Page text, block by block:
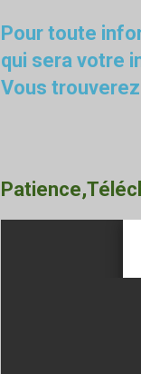
Pour toute
qui sera votre
Vous